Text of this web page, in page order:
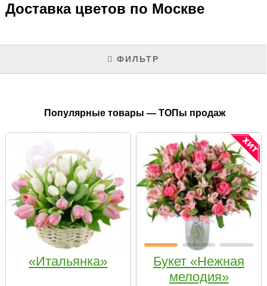
Доставка цветов по Москве
ФИЛЬТР
Популярные товары — ТОПы продаж
«Итальянка»
Букет «Нежная
мелодия»